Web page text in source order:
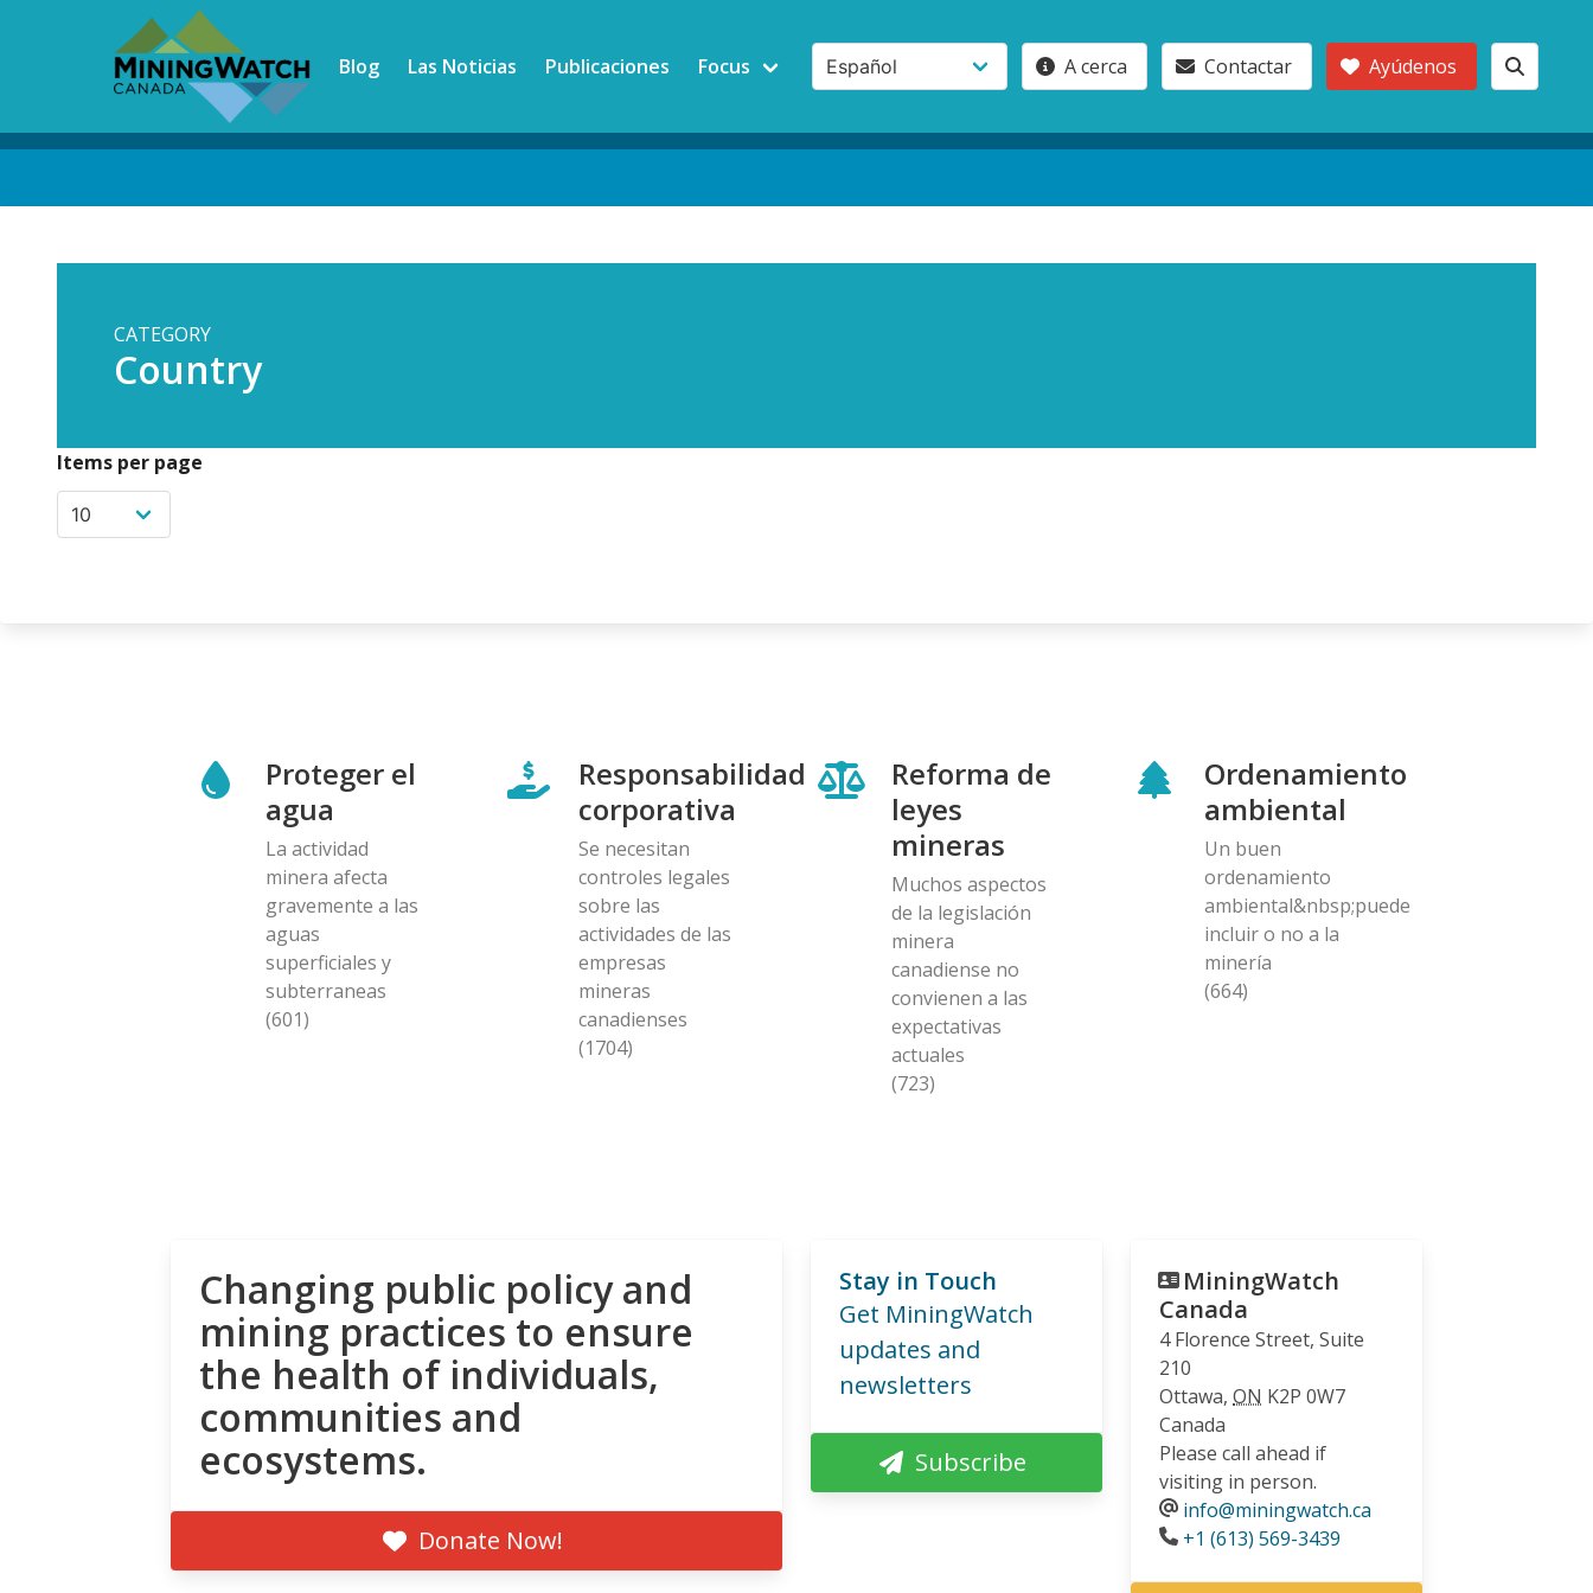
Blog Las Noticias Publicaciones Focus A cerca Contactar Ayúdenos
CATEGORY
Country
Items per page
Proteger el
agua
La actividad
minera afecta
gravemente a las
aguas
superficiales y
subterraneas
(601)
Responsabilidad
corporativa
Se necesitan
controles legales
sobre las
actividades de las
empresas
mineras
canadienses
(1704)
Reforma de
leyes
mineras
Muchos aspectos
de la legislación
minera
canadiense no
convienen a las
expectativas
actuales
(723)
Ordenamiento
ambiental
Un buen
ordenamiento
ambiental&nbsp;puede
incluir o no a la
minería
(664)
Changing public policy and
mining practices to ensure
the health of individuals,
communities and
ecosystems.
Donate Now!
Stay in Touch
Get MiningWatch
updates and
newsletters
Subscribe
MiningWatch
Canada
4 Florence Street, Suite
210
Ottawa, ON K2P 0W7
Canada
Please call ahead if
visiting in person.
info@miningwatch.ca
Phone
+1 (613) 569-3439